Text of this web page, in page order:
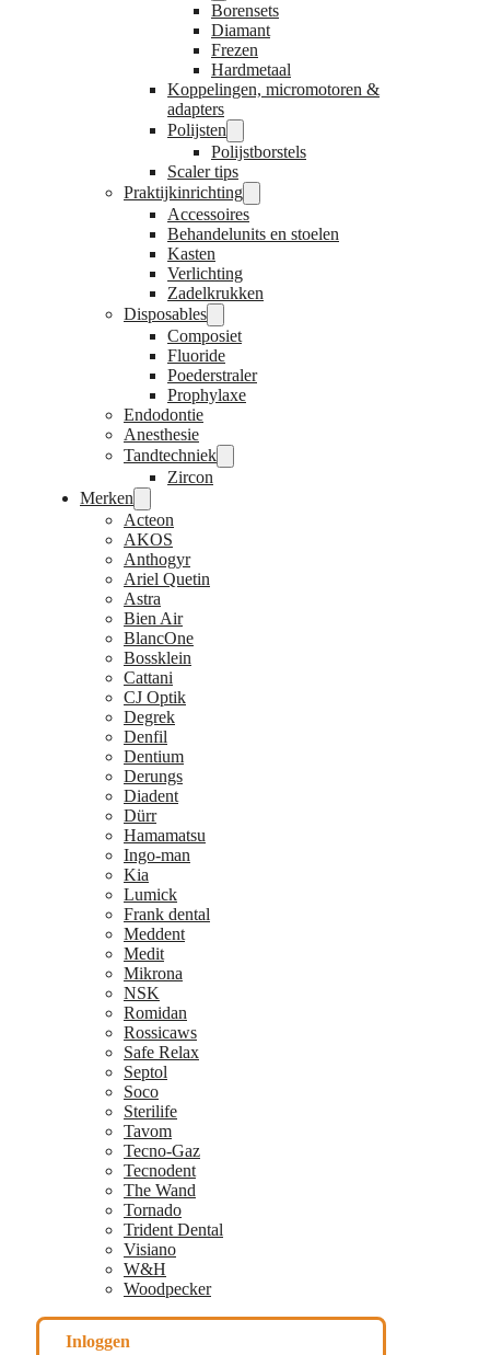
Borensets
Diamant
Frezen
Hardmetaal
Koppelingen, micromotoren &
adapters
Polijsten
Polijstborstels
Scaler tips
Praktijkinrichting
Accessoires
Behandelunits en stoelen
Kasten
Verlichting
Zadelkrukken
Disposables
Composiet
Fluoride
Poederstraler
Prophylaxe
Endodontie
Anesthesie
Tandtechniek
Zircon
Merken
Acteon
AKOS
Anthogyr
Ariel Quetin
Astra
Bien Air
BlancOne
Bossklein
Cattani
CJ Optik
Degrek
Denfil
Dentium
Derungs
Diadent
Dürr
Hamamatsu
Ingo-man
Kia
Lumick
Frank dental
Meddent
Medit
Mikrona
NSK
Romidan
Rossicaws
Safe Relax
Septol
Soco
Sterilife
Tavom
Tecno-Gaz
Tecnodent
The Wand
Tornado
Trident Dental
Visiano
W&H
Woodpecker
Inloggen